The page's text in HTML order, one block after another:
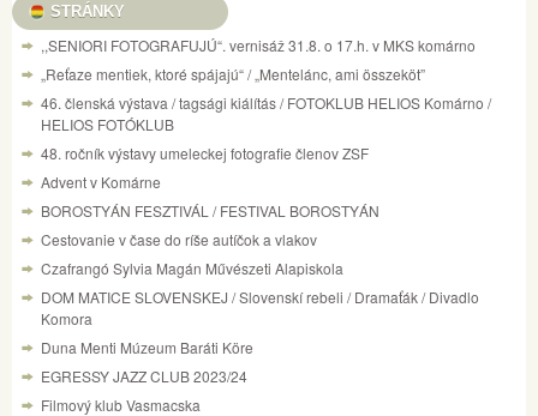
STRÁNKY
,,SENIORI FOTOGRAFUJÚ“. vernisáž 31.8. o 17.h. v MKS komárno
„Reťaze mentiek, ktoré spájajú“ / „Mentelánc, ami összeköt”
46. členská výstava / tagsági kiálítás / FOTOKLUB HELIOS Komárno /
HELIOS FOTÓKLUB
48. ročník výstavy umeleckej fotografie členov ZSF
Advent v Komárne
BOROSTYÁN FESZTIVÁL / FESTIVAL BOROSTYÁN
Cestovanie v čase do ríše autíčok a vlakov
Czafrangó Sylvia Magán Művészeti Alapiskola
DOM MATICE SLOVENSKEJ / Slovenskí rebeli / Dramaťák / Divadlo
Komora
Duna Menti Múzeum Baráti Köre
EGRESSY JAZZ CLUB 2023/24
Filmový klub Vasmacska